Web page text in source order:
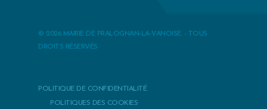
© 2026 MAIRIE DE PRALOGNAN-LA-VANOISE. - TOUS
DROITS RÉSERVÉS
POLITIQUE DE CONFIDENTIALITÉ
POLITIQUES DES COOKIES